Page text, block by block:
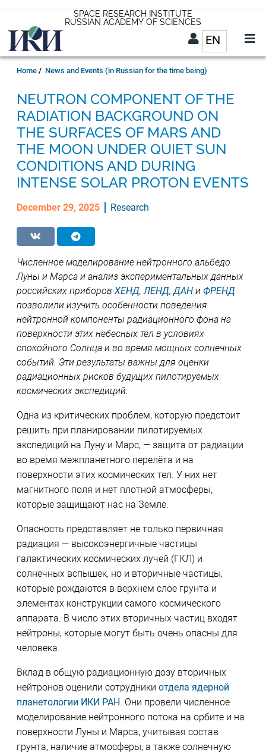
main
content
SPACE RESEARCH INSTITUTE
RUSSIAN ACADEMY OF SCIENCES
ENList
EN
Breadcrumb
Home News and Events (in Russian for the time being)
NEUTRON COMPONENT OF THE
RADIATION BACKGROUND ON
THE SURFACES OF MARS AND
THE MOON UNDER QUIET SUN
CONDITIONS AND DURING
INTENSE SOLAR PROTON EVENTS
December 29, 2025 Research
Численное моделирование нейтронного альбедо
Луны и Марса и анализ экспериментальных данных
российских приборов ХЕНД,ЛЕНД,ДАНи ФРЕНД
позволили изучить особенности поведения
нейтронной компоненты радиационного фона на
поверхности этих небесных тел в условиях
спокойного Солнца и во время мощных солнечных
событий. Эти результаты важны для оценки
радиационных рисков будущих пилотируемых
космических экспедиций.
Одна из критических проблем, которую предстоит
решить при планировании пилотируемых
экспедиций на Луну и Марс, — защита от радиации
во время межпланетного перелёта и на
поверхности этих космических тел. У них нет
магнитного поля и нет плотной атмосферы,
которые защищают нас на Земле.
Опасность представляет не только первичная
радиация — высокоэнергичные частицы
галактических космических лучей (ГКЛ) и
солнечных вспышек, но и вторичные частицы,
которые рождаются в верхнем слое грунта и
элементах конструкции самого космического
аппарата. В число этих вторичных частиц входят
нейтроны, которые могут быть очень опасны для
человека.
Вклад в общую радиационную дозу вторичных
нейтронов оценили сотрудники отдела ядерной
планетологии ИКИ РАН. Они провели численное
моделирование нейтронного потока на орбите и на
поверхности Луны и Марса, учитывая состав
грунта, наличие атмосферы, а также солнечную